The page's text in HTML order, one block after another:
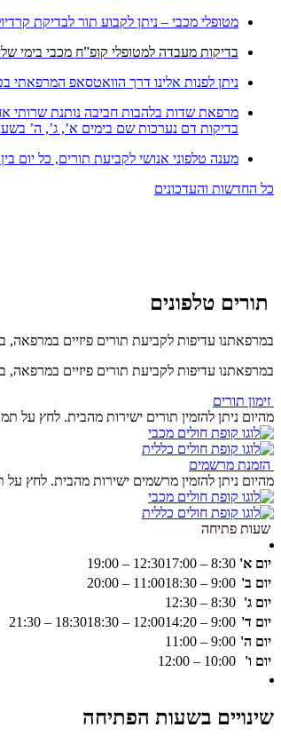
מטופלי מכבי – ניתן לקבוע תור לבדיקת
בדיקות מעבדה למטופלי קופ”ח מכבי בימי שלישי 7:00-9:00 יש להגיע עם
ניתן לפנות אלינו דרך הוואטסאפ המרפאתי בטלפון
מרפאת שדות בלהבות חביבה נותנת שרותי
בדיקות דם נערכות שם בימים א’, ג’, ה’ בשעות 7:00 עד 8:30,בתיאום מראש 04-
מענה טלפוני אנושי לקביעת תורים, כל יום בין השעות 8:30-12:00. במרפאה ובטלפון – 053-
כל החדשות והעדכונים
תורים טלפונים
במרפאתנו עדיפות לקביעת תורים פיזיים במרפאה,
במרפאתנו עדיפות לקביעת תורים פיזיים במרפאה,
זימון תורים
מהיום ניתן להזמין תורים ישירות מהבית. לחץ על
הזמנת מרשמים
מהיום ניתן להזמין מרשמים ישירות מהבית. לחץ
שעות פתיחה
יום א' 8:30 – 12:30
17:00 – 19:00
יום ב' 9:00 – 11:00
18:30 – 20:00
יום ג' 8:30 – 12:30
יום ד' 9:00 – 12:00
14:20 – 18:30
18:30 – 21:30
יום ה' 9:00 – 11:00
יום ו'
10:00 – 12:00
שינויים בשעות הפתיחה